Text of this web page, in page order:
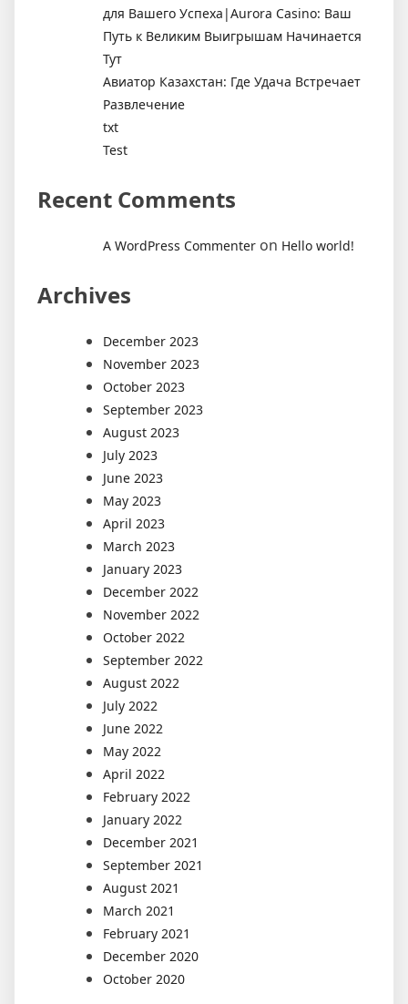
для Вашего Успеха|Aurora Casino: Ваш
Путь к Великим Выигрышам Начинается
Тут
Авиатор Казахстан: Где Удача Встречает
Развлечение
txt
Test
Recent Comments
A WordPress Commenter on Hello world!
Archives
December 2023
November 2023
October 2023
September 2023
August 2023
July 2023
June 2023
May 2023
April 2023
March 2023
January 2023
December 2022
November 2022
October 2022
September 2022
August 2022
July 2022
June 2022
May 2022
April 2022
February 2022
January 2022
December 2021
September 2021
August 2021
March 2021
February 2021
December 2020
October 2020